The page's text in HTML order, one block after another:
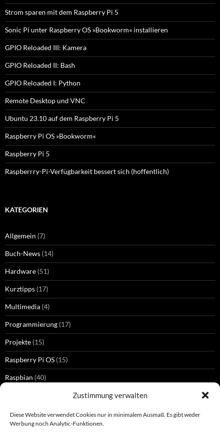
Zustimmung verwalten
Diese Website verwendet Cookies nur in minimalem Ausmaß. Es gibt weder
Werbung noch Analytic-Funktionen.
Strom sparen mit dem Raspberry Pi 5
Sonic Pi unter Raspberry OS »Bookworm« installieren
GPIO Reloaded III: Kamera
GPIO Reloaded II: Bash
GPIO Reloaded I: Python
Remote Desktop und VNC
Ubuntu 23.10 auf dem Raspberry Pi 5
Raspberry Pi OS »Bookworm«
Raspberry Pi 5
Raspberrry-Pi-Verfügbarkeit bessert sich (hoffentlich)
KATEGORIEN
Allgemein (7)
Buch-News (14)
Hardware (51)
Kurztipps (17)
Multimedia (4)
Programmierung (17)
Projekte (15)
Raspberry Pi OS (15)
Raspbian (40)
SCHLAGWÖRTER